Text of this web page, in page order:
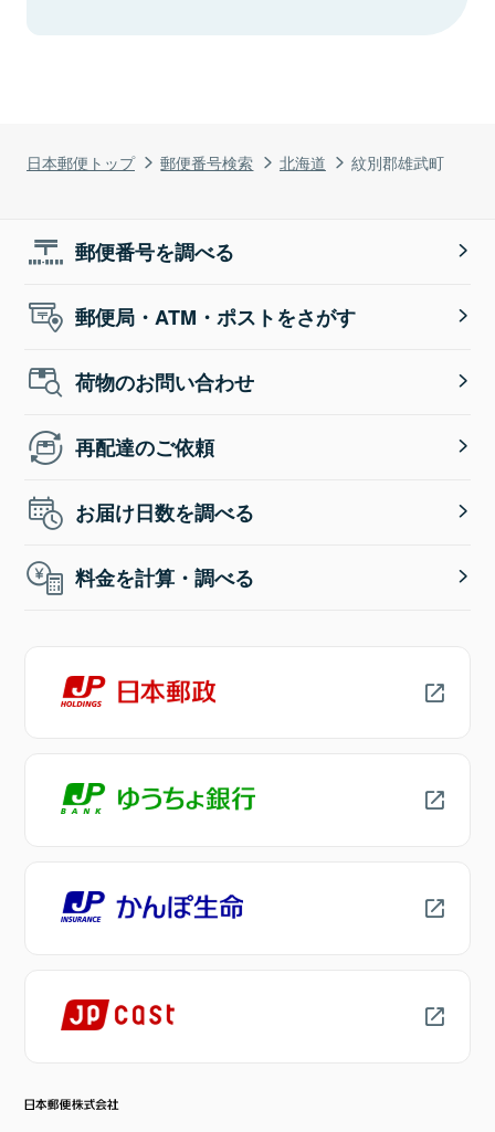
日本郵便トップ 郵便番号検索 北海道 紋別郡雄武町
郵便番号を調べる
郵便局・ATM・ポストをさがす
荷物のお問い合わせ
再配達のご依頼
お届け日数を調べる
料金を計算・調べる